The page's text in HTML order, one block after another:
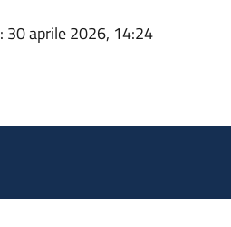
: 30 aprile 2026, 14:24